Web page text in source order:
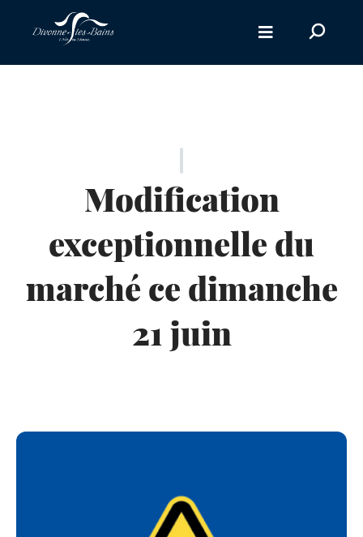
Aller à la recherche
sur
site
Modification
exceptionnelle du
marché ce dimanche
21 juin